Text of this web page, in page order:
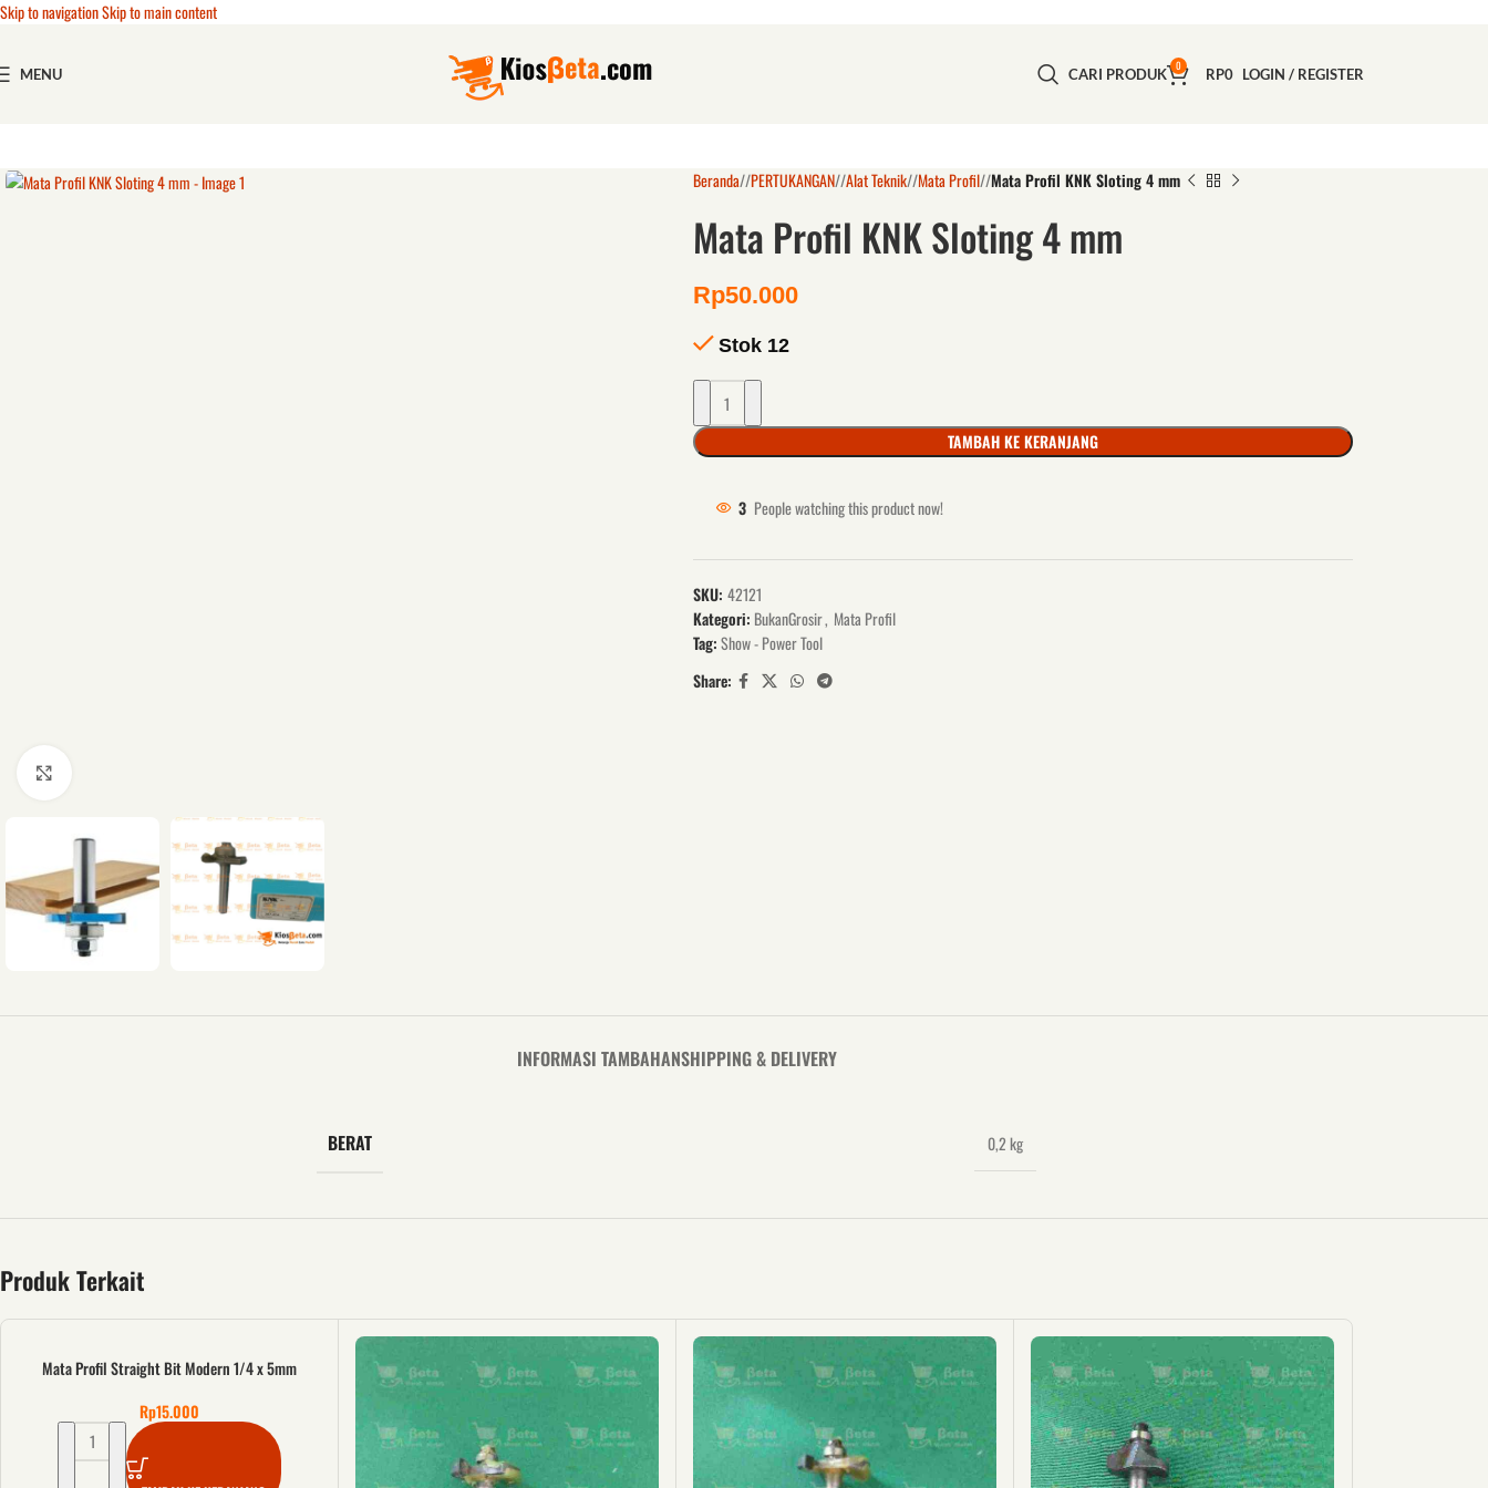
Skip to navigationSkip to main content
MENU CARI PRODUK 0 RP0 LOGIN / REGISTER
Beranda/ PERTUKANGAN/ Alat Teknik/ Mata Profil/ Mata Profil KNK Sloting 4 mm
Mata Profil KNK Sloting 4 mm
Rp50.000
Stok 12
TAMBAH KE KERANJANG
3 People watching this product now!
SKU: 42121
Kategori: BukanGrosir, Mata Profil
Tag:Show - Power Tool
Share:
INFORMASI TAMBAHANSHIPPING & DELIVERY
BERAT 0,2 kg
Produk Terkait
Mata Profil Straight Bit Modern 1/4 x 5mm
Rp15.000